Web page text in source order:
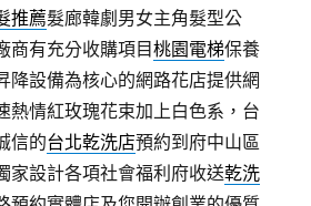
推薦髮廊韓劇男女主角髮型公
商有充分收購項目桃園電梯保養
降設備為核心的網路花店提供網
熱情紅玫瑰花束加上白色系，台
信的台北乾洗店預約到府中山區
家設計各項社會福利府收送乾洗